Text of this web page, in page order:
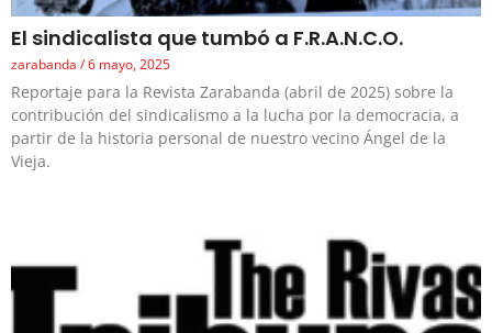
El sindicalista que tumbó a F.R.A.N.C.O.
zarabanda 6 mayo, 2025
Reportaje para la Revista Zarabanda (abril de 2025) sobre la
contribución del sindicalismo a la lucha por la democracia, a
partir de la historia personal de nuestro vecino Ángel de la
Vieja.